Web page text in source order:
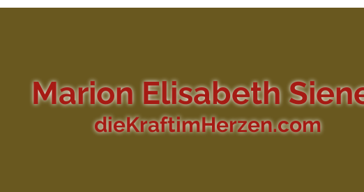
Marion Elisabeth
dieKraftimHerzen.com